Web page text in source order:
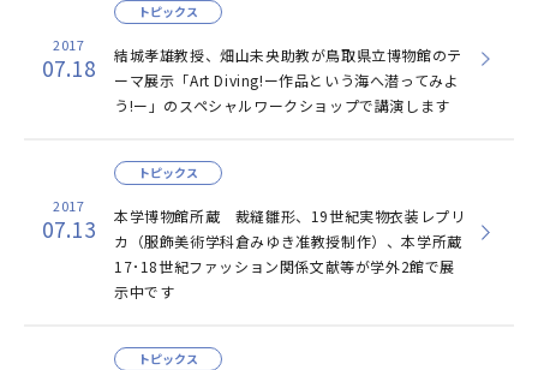
2017
07.18
結城孝雄教授、畑山未央助教が鳥取県立博物館のテ
ーマ展示「Art Diving!ー作品という海へ潜ってみよ
う!ー」のスペシャルワークショップで講演します
トピックス
2017
07.13
本学博物館所蔵 裁縫雛形、19世紀実物衣装レプリ
カ（服飾美術学科倉みゆき准教授制作）、本学所蔵
17･18世紀ファッション関係文献等が学外2館で展
示中です
トピックス
トピックス